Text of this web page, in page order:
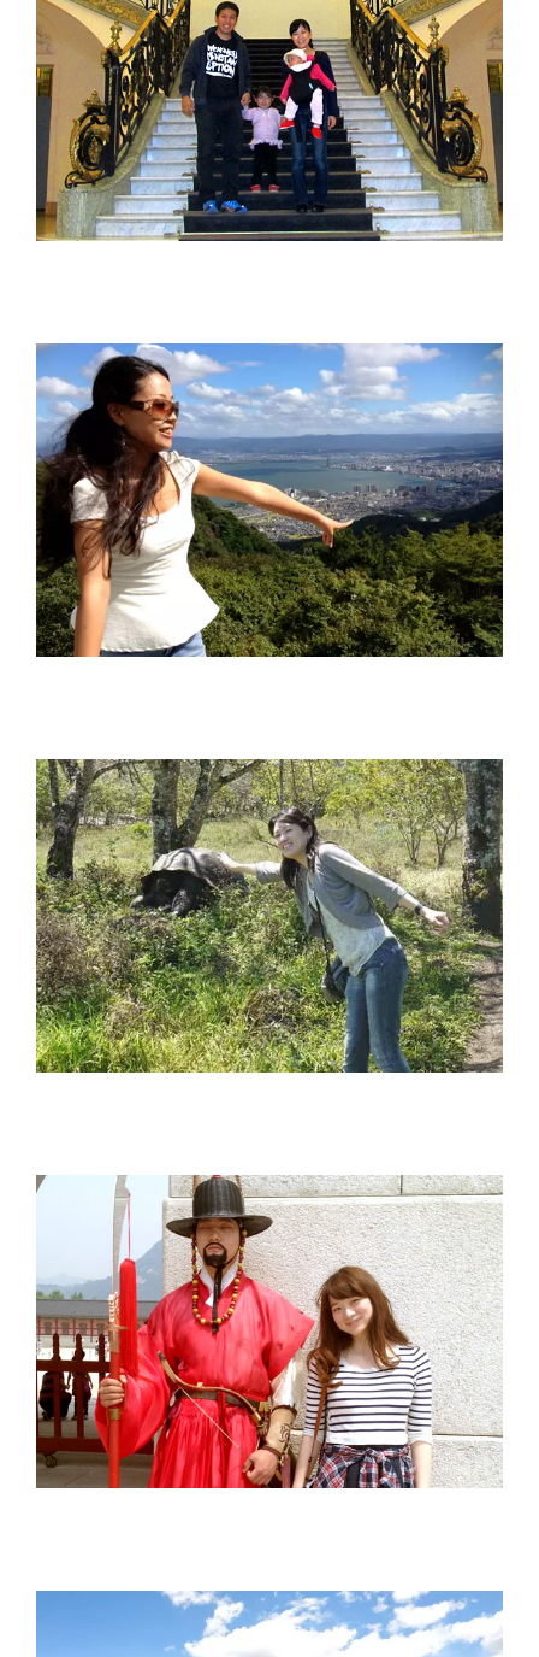
樋口 興香 Kyoka Higuchi
田中 奈津季 Natsuki Tanaka
片貝明香 Sayaka Katagai
田口 宗子 Soko Taguchi